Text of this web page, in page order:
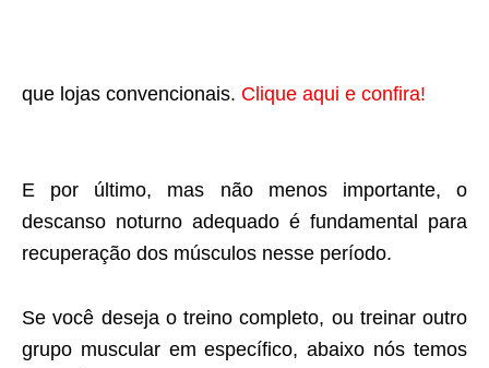
que lojas convencionais. Clique aqui e confira!
E por último, mas não menos importante, o
descanso noturno adequado é fundamental para
recuperação dos músculos nesse período.
Se você deseja o treino completo, ou treinar outro
grupo muscular em específico, abaixo nós temos